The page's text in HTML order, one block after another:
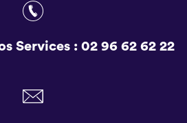
Services : 02 96 62 62 22